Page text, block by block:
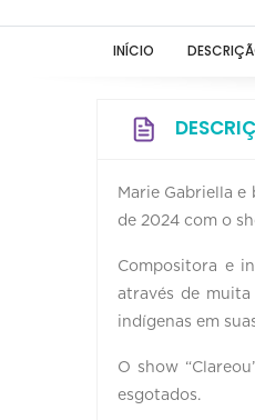
INÍCIO
Marie Gabriella e
de 2024 com o
Compositora e
através de
indígenas em
O show
esgotados.